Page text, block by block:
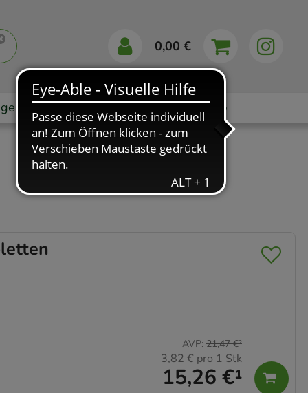
0,00 €
Markenshops Ratgeber App
15,26 €¹
AVP: 21,47 €²
3,82 € pro 1 Stk